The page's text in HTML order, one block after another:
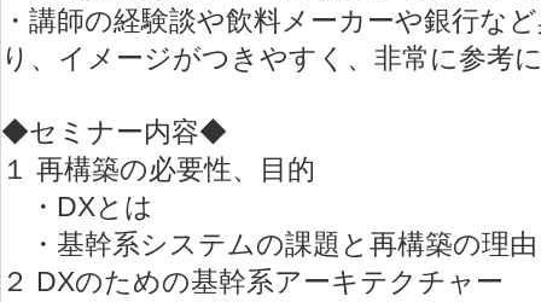
・講師の経験談や飲料メーカーや銀行な
り、イメージがつきやすく、非常に参考
◆セミナー内容◆
１ 再構築の必要性、目的
・DXとは
・基幹系システムの課題と再構築の理由
２ DXのための基幹系アーキテクチャー